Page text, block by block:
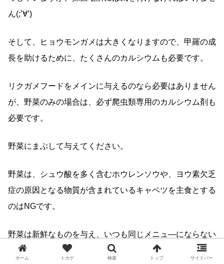
ん(;’∀’)
そして、ヒョウモンガメは大きくなりますので、甲羅の成
長を助けるために、たくさんのカルシウムも必要です。
リクガメフードをメインに与えるのなら必要はありません
が、野菜のみの場合は、必ず爬虫類専用のカルシウム剤も
必要です。
野菜にまぶして与えてください。
野菜は、シュウ酸を多く含むホウレンソウや、ヨウ素欠乏
症の原因となる物質が含まれているキャベツを主食とする
のはNGです。
野菜は新鮮なものを与え、いつも同じメニュ―にならない
ように、何種類かの餌をローテーションを組んで与える
ホーム トカゲ 検索 トップ サイドバー